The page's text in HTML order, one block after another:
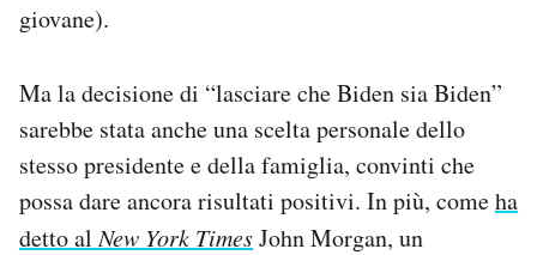
giovane).
Ma la decisione di “lasciare che Biden sia Biden”
sarebbe stata anche una scelta personale dello
stesso presidente e della famiglia, convinti che
possa dare ancora risultati positivi. In più, comeha
detto alNew York TimesJohn Morgan, un